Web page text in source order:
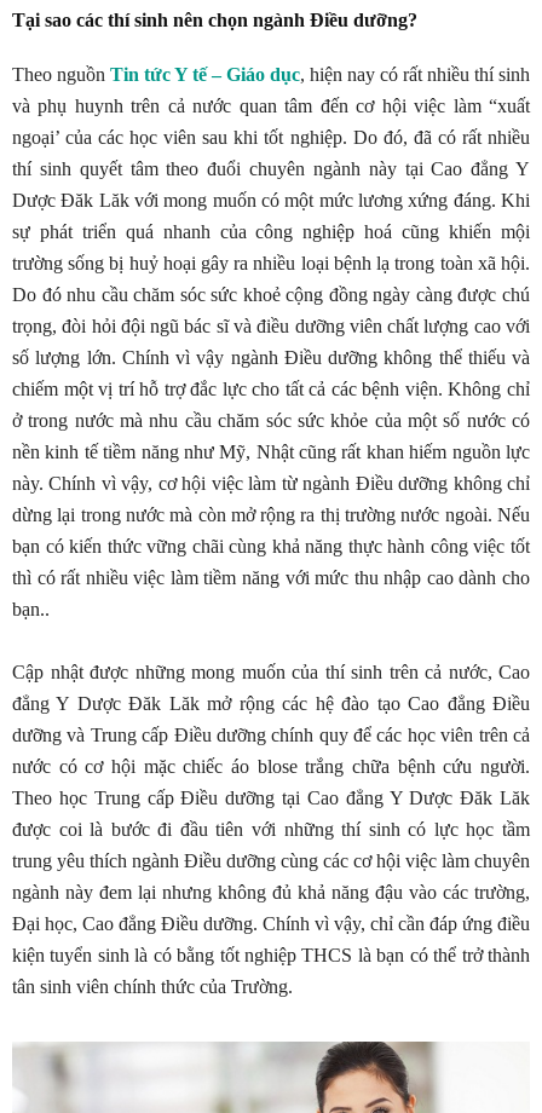
Tại sao các thí sinh nên chọn ngành Điều dưỡng?
Theo nguồn Tin tức Y tế – Giáo dục, hiện nay có rất nhiều thí sinh
và phụ huynh trên cả nước quan tâm đến cơ hội việc làm “xuất
ngoại’ của các học viên sau khi tốt nghiệp. Do đó, đã có rất nhiều
thí sinh quyết tâm theo đuổi chuyên ngành này tại Cao đẳng Y
Dược Đăk Lăk với mong muốn có một mức lương xứng đáng. Khi
sự phát triển quá nhanh của công nghiệp hoá cũng khiến mội
trường sống bị huỷ hoại gây ra nhiều loại bệnh lạ trong toàn xã hội.
Do đó nhu cầu chăm sóc sức khoẻ cộng đồng ngày càng được chú
trọng, đòi hỏi đội ngũ bác sĩ và điều dưỡng viên chất lượng cao với
số lượng lớn. Chính vì vậy ngành Điều dưỡng không thể thiếu và
chiếm một vị trí hỗ trợ đắc lực cho tất cả các bệnh viện. Không chỉ
ở trong nước mà nhu cầu chăm sóc sức khỏe của một số nước có
nền kinh tế tiềm năng như Mỹ, Nhật cũng rất khan hiếm nguồn lực
này. Chính vì vậy, cơ hội việc làm từ ngành Điều dưỡng không chỉ
dừng lại trong nước mà còn mở rộng ra thị trường nước ngoài. Nếu
bạn có kiến thức vững chãi cùng khả năng thực hành công việc tốt
thì có rất nhiều việc làm tiềm năng với mức thu nhập cao dành cho
bạn..
Cập nhật được những mong muốn của thí sinh trên cả nước, Cao
đẳng Y Dược Đăk Lăk mở rộng các hệ đào tạo Cao đẳng Điều
dưỡng và Trung cấp Điều dưỡng chính quy để các học viên trên cả
nước có cơ hội mặc chiếc áo blose trắng chữa bệnh cứu người.
Theo học Trung cấp Điều dưỡng tại Cao đẳng Y Dược Đăk Lăk
được coi là bước đi đầu tiên với những thí sinh có lực học tầm
trung yêu thích ngành Điều dưỡng cùng các cơ hội việc làm chuyên
ngành này đem lại nhưng không đủ khả năng đậu vào các trường,
Đại học, Cao đẳng Điều dưỡng. Chính vì vậy, chỉ cần đáp ứng điều
kiện tuyển sinh là có bằng tốt nghiệp THCS là bạn có thể trở thành
tân sinh viên chính thức của Trường.